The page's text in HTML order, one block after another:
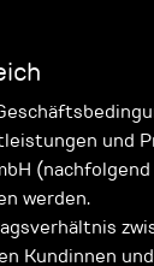
und
(nachfolgend
werden.
Kundinnen